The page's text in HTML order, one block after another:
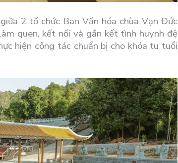
2 tổ chức Ban Văn hóa chùa Vạn Đức
quen, kết nối và gắn kết tình huynh đệ
hiện công tác chuẩn bị cho khóa tu tuổi